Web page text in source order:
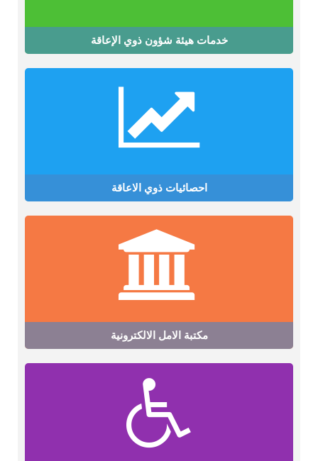
خدمات هيئة شؤون ذوي الإعاقة
احصائيات ذوي الاعاقة
مكتبة الامل الالكترونية